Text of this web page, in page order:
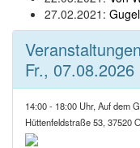
27.02.2021:
Veranstaltungen
Fr., 07.08.2026
14:00 - 18:00 Uhr, Auf dem
Hüttenfeldstraße 53, 37520